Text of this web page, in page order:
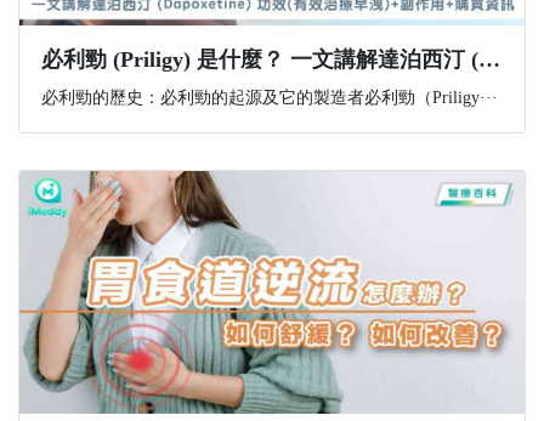
必利勁 (Priligy) 是什麼？ 一文講解達泊西汀 (Dapoxetine) 功效(有效治療早洩)+副作用+購買資訊
必利勁的歷史：必利勁的起源及它的製造者必利勁（Priligy···